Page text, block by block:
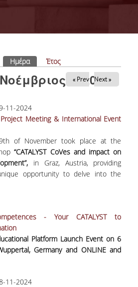
COURSE
ΕΝΟΤΗΤΕΣ
ΠΡΟΓΡΑΜΜΑΤΑ
ΚΑΙ ΔΙΚΑΙΟ ΣΤΙΣ
ΑΓΟΡΕΣ
ΦΟΙΤΗΤΩΝ
Ημέρα(ενεργή καρτέλα)
Έτος
6, 2024
« Prev Next »
11-2024
Project Meeting & International Event
of November took place at the
“CATALYST CoVes and impact on
in Graz, Austria, providing
opportunity to delve into the
- Your CATALYST to
Platform Launch Event on 6
Germany and ONLINE and
11-2024